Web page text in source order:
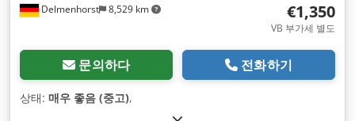
Delmenhorst 8,529 km €1,350
VB 부가세 별도
문의하다 전화하기
상태: 매우 좋음 (중고),